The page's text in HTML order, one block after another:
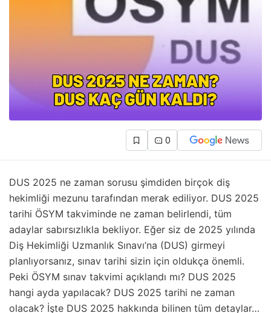
0
DUS 2025 ne zaman sorusu şimdiden birçok diş
hekimliği mezunu tarafından merak ediliyor. DUS 2025
tarihi ÖSYM takviminde ne zaman belirlendi, tüm
adaylar sabırsızlıkla bekliyor. Eğer siz de 2025 yılında
Diş Hekimliği Uzmanlık Sınavı’na (DUS) girmeyi
planlıyorsanız, sınav tarihi sizin için oldukça önemli.
Peki ÖSYM sınav takvimi açıklandı mı? DUS 2025
hangi ayda yapılacak? DUS 2025 tarihi ne zaman
olacak? İşte DUS 2025 hakkında bilinen tüm detaylar…